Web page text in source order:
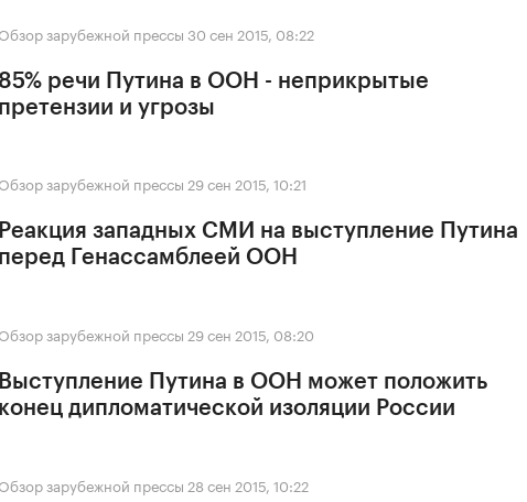
Обзор зарубежной прессы 30 сен 2015, 08:22
85% речи Путина в ООН - неприкрытые
претензии и угрозы
Обзор зарубежной прессы 29 сен 2015, 10:21
Реакция западных СМИ на выступление Путина
перед Генассамблеей ООН
Обзор зарубежной прессы 29 сен 2015, 08:20
Выступление Путина в ООН может положить
конец дипломатической изоляции России
Обзор зарубежной прессы 28 сен 2015, 10:22